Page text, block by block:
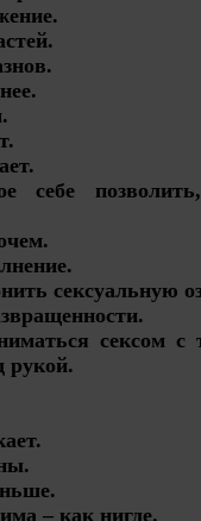
себе
сексуальную
рукой.
– как нигде.